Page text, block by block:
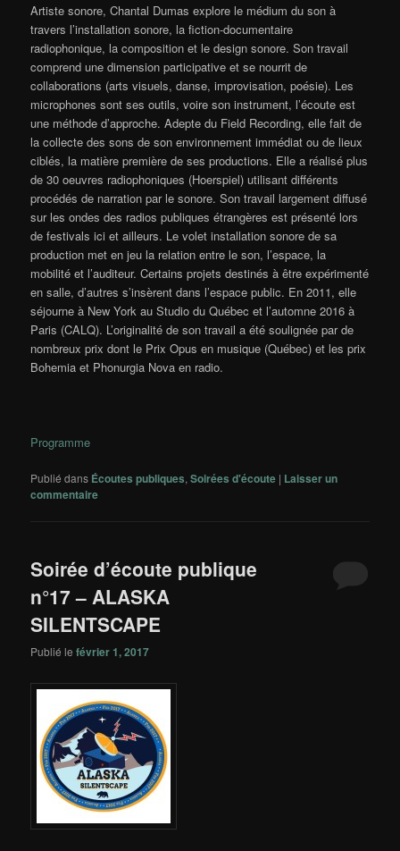
Artiste sonore, Chantal Dumas explore le médium du son à
travers l’installation sonore, la fiction-documentaire
radiophonique, la composition et le design sonore. Son travail
comprend une dimension participative et se nourrit de
collaborations (arts visuels, danse, improvisation, poésie). Les
microphones sont ses outils, voire son instrument, l’écoute est
une méthode d’approche. Adepte du Field Recording, elle fait de
la collecte des sons de son environnement immédiat ou de lieux
ciblés, la matière première de ses productions. Elle a réalisé plus
de 30 oeuvres radiophoniques (Hoerspiel) utilisant différents
procédés de narration par le sonore. Son travail largement diffusé
sur les ondes des radios publiques étrangères est présenté lors
de festivals ici et ailleurs. Le volet installation sonore de sa
production met en jeu la relation entre le son, l’espace, la
mobilité et l’auditeur. Certains projets destinés à être expérimenté
en salle, d’autres s’insèrent dans l’espace public. En 2011, elle
séjourne à New York au Studio du Québec et l’automne 2016 à
Paris (CALQ). L’originalité de son travail a été soulignée par de
nombreux prix dont le Prix Opus en musique (Québec) et les prix
Bohemia et Phonurgia Nova en radio.
Programme
Publié dans Écoutes publiques,Soirées d'écoute | Laisser un
commentaire
Soirée d’écoute publique
n°17 – ALASKA
SILENTSCAPE
Publié lefévrier 1, 2017